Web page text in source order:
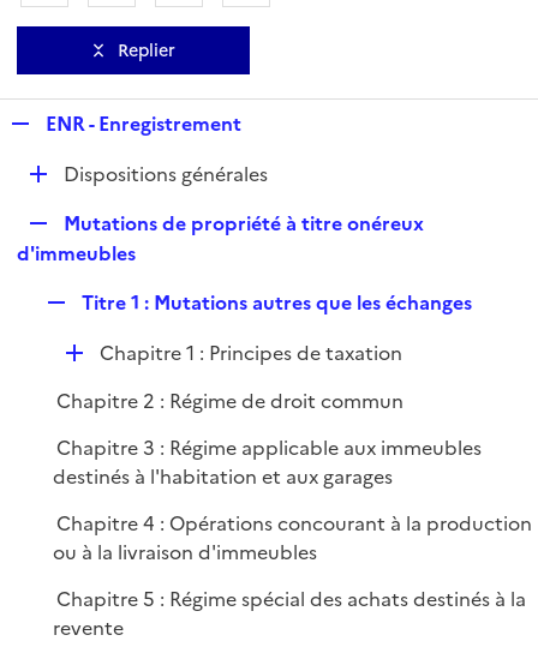
Replier
p
e
ENR - Enregistrement
D
l
Dispositions générales
e
l
r
Mutations de propriété à titre onéreux
d'immeubles
p
l
i
e
r
Titre 1 : Mutations autres que les échanges
D
p
l
i
r
Chapitre 1 : Principes de taxation
Chapitre 2 : Régime de droit commun
Chapitre 3 : Régime applicable aux immeubles
destinés à l'habitation et aux garages
Chapitre 4 : Opérations concourant à la production
ou à la livraison d'immeubles
Chapitre 5 : Régime spécial des achats destinés à la
revente